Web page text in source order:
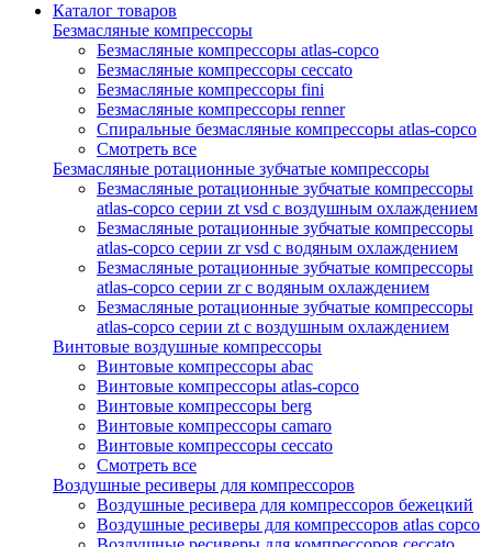
Каталог товаров
Безмасляные компрессоры
Безмасляные компрессоры atlas-copco
Безмасляные компрессоры ceccato
Безмасляные компрессоры fini
Безмасляные компрессоры renner
Спиральные безмасляные компрессоры atlas-copco
Смотреть все
Безмасляные ротационные зубчатые компрессоры
Безмасляные ротационные зубчатые компрессоры
atlas-copco серии zt vsd с воздушным охлаждением
Безмасляные ротационные зубчатые компрессоры
atlas-copco серии zr vsd с водяным охлаждением
Безмасляные ротационные зубчатые компрессоры
atlas-copco серии zr с водяным охлаждением
Безмасляные ротационные зубчатые компрессоры
atlas-copco серии zt с воздушным охлаждением
Винтовые воздушные компрессоры
Винтовые компрессоры abac
Винтовые компрессоры atlas-copco
Винтовые компрессоры berg
Винтовые компрессоры camaro
Винтовые компрессоры ceccato
Смотреть все
Воздушные ресиверы для компрессоров
Воздушные ресивера для компрессоров бежецкий
Воздушные ресиверы для компрессоров atlas copco